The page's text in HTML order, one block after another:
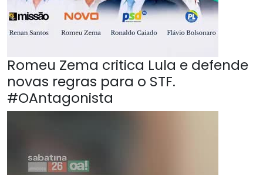
Romeu Zema critica Lula e defende
novas regras para o STF.
#OAntagonista